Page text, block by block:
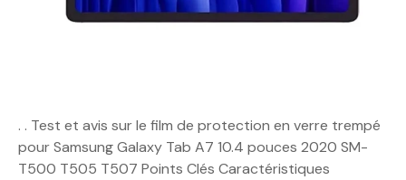
. . Test et avis sur le film de protection en verre trempé
pour Samsung Galaxy Tab A7 10.4 pouces 2020 SM-
T500 T505 T507 Points Clés Caractéristiques